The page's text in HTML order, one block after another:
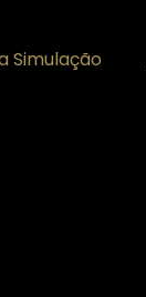
Simulação